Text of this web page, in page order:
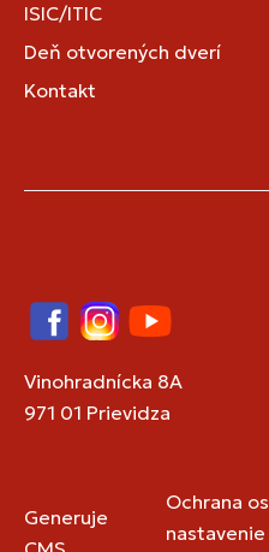
ISIC/ITIC
Deň otvorených dverí
Kontakt
FacebookInstagram
YouTube
Vinohradnícka 8A
971 01 Prievidza
Generuje
Ochrana
nastavenie